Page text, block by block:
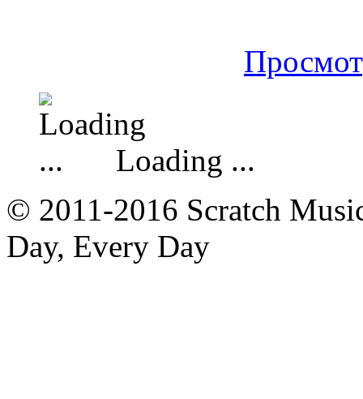
Loading ...
© 2011-2016 Scratch
Day, Every Day